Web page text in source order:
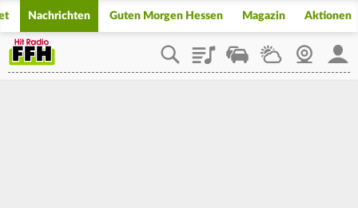
Nachrichten Guten Morgen Hessen Magazin Aktionen
PlaylistStaupilotWetterWebcam